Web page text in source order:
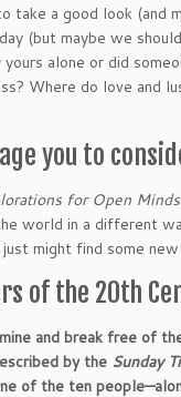
take a good look
(but maybe we
alone or did
Where do love and
you to
for Open Minds
world in a different
might find some
of the 20th
and break free of
by the Sunday
of the ten